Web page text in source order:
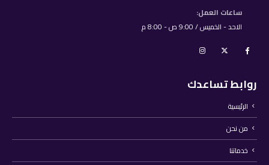
ساعات العمل:
الاحد - الخميس / 9:00 ص - 8:00 م
روابط تساعدك
الرئيسية
من نحن
خدماتنا